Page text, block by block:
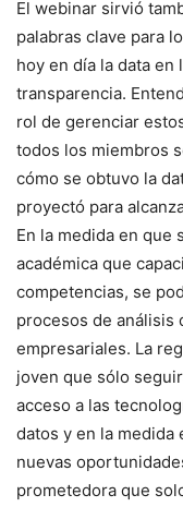
El webinar sirvió
palabras clave para
hoy en día la data en
transparencia.
rol de gerenciar
todos los miembros
cómo se obtuvo la
proyectó para
En la medida en que
académica que
competencias, se
procesos de análisis
empresariales. La
joven que sólo
acceso a las
datos y en la
nuevas
prometedora que